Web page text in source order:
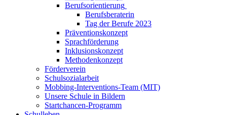
Berufsorientierung
Berufsberaterin
Tag der Berufe 2023
Präventionskonzept
Sprachförderung
Inklusionskonzept
Methodenkonzept
Förderverein
Schulsozialarbeit
Mobbing-Interventions-Team (MIT)
Unsere Schule in Bildern
Startchancen-Programm